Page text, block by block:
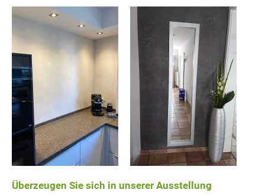
Überzeugen Sie sich in unserer Ausstellung